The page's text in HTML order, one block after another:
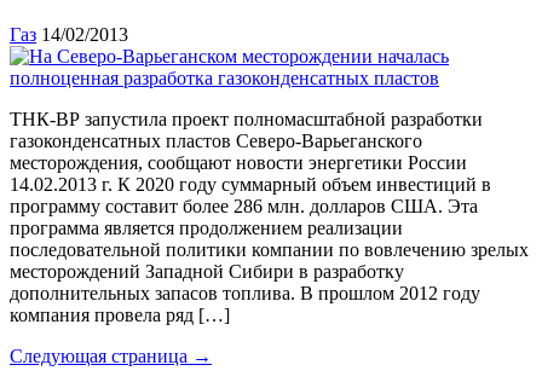
Газ 14/02/2013
ТНК-ВР запустила проект полномасштабной разработки
газоконденсатных пластов Северо-Варьеганского
месторождения, сообщают новости энергетики России
14.02.2013 г. К 2020 году суммарный объем инвестиций в
программу составит более 286 млн. долларов США. Эта
программа является продолжением реализации
последовательной политики компании по вовлечению зрелых
месторождений Западной Сибири в разработку
дополнительных запасов топлива. В прошлом 2012 году
компания провела ряд […]
Следующая страница →